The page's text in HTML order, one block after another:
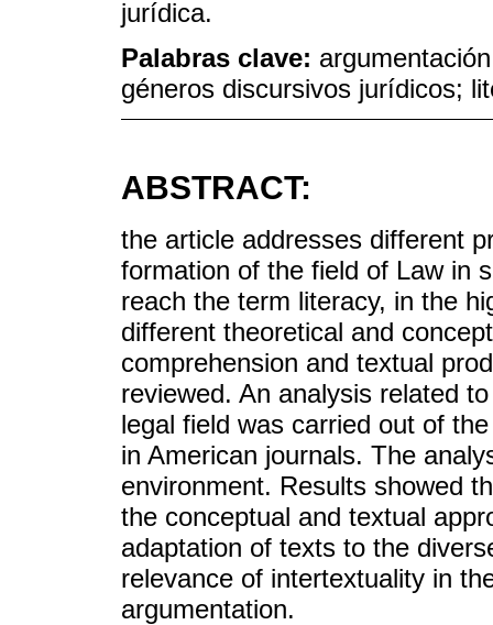
jurídica.
Palabras clave:
géneros discursivos jurídicos;
ABSTRACT:
the article addresses different
formation of the field of Law in
reach the term literacy, in the
different theoretical and
comprehension and textual
reviewed. An analysis related
legal field was carried out of
in American journals. The
environment. Results showed
the conceptual and textual
adaptation of texts to the
relevance of intertextuality in
argumentation.